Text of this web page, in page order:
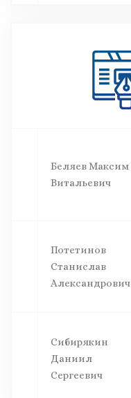
Беляев Максим
Витальевич
Потетинов
Станислав
Александрович
Сибирякин
Даниил
Сергеевич